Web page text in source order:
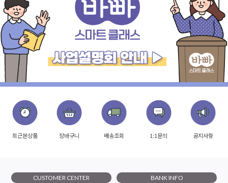
최근본상품 장바구니 배송조회 1:1문의 공지사항
CUSTOMER CENTER BANK INFO